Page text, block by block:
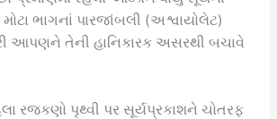
ભાગનાં પારજાંબલી (અશ્વાયોલેટ)
આપણને તેની હાનિકારક અસરથી બચાવે
રજકણો પૃથ્વી પર સૂર્યપ્રકાશને ચોતરફ